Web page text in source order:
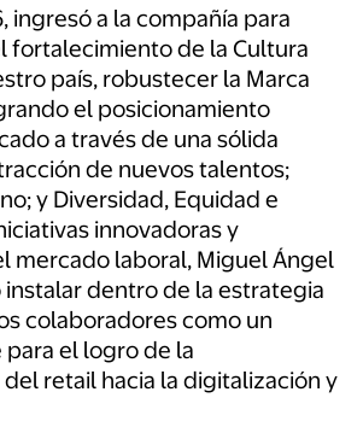
ingresó a la compañía para
fortalecimiento de la Cultura
país, robustecer la Marca
el posicionamiento
a través de una sólida
de nuevos talentos;
y Diversidad, Equidad e
innovadoras y
mercado laboral, Miguel Ángel
instalar dentro de la estrategia
colaboradores como un
el logro de la
retail hacia la digitalización y